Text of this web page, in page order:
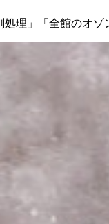
理」「全館のオ